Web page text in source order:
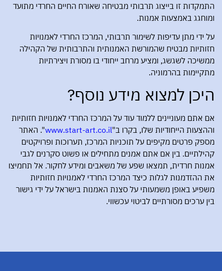
התמקדות זו בייצוג תרבותי מבטיחה שאורח החיים החרדי מתועד
ומוחגג באמצעות אמנות.
על ידי מתן עדיפות לשימור תרבותי, המרכז החרדי לאמנויות
חזותיות מבטיח שהמורשת האמנותית והתרבותית של הקהילה
ממשיכה לשגשג, ומציע מרחב ייחודי בו מסורת ויצירתיות
מתקיימות בהרמוניה.
היכן למצוא מידע נוסף?
אם אתם מעוניינים ללמוד עוד על המרכז החרדי לאמנויות חזותיות
וההצעות הייחודיות שלו, בקרו ב"www.start-art.co.il". האתר
מספק פרטים מקיפים על תוכניות המרכז, תערוכות ופרויקטים
קהילתיים. בין אם אתם אמנים מתחילים או פשוט סקרנים לגבי
אמנות חרדית, תמצאו שפע של משאבים ומידע לחקור. אל תחמיצו
את ההזדמנות לגלות כיצד המרכז החרדי לאמנויות חזותיות
משפיע באופן משמעותי על סצנת האמנות בישראל על ידי גישור
בין ערכים מסורתיים לביטוי עכשווי.